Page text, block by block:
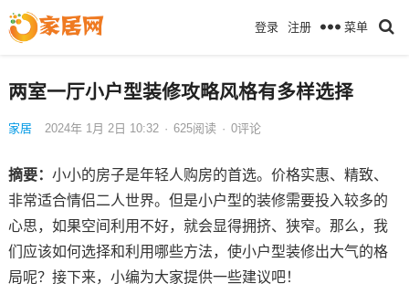
登录 注册 菜单
两室一厅小户型装修攻略风格有多样选择
家居 2024年 1月 2日 10:32 · 625阅读 · 0评论
摘要： 小小的房子是年轻人购房的首选。价格实惠、精致、
非常适合情侣二人世界。但是小户型的装修需要投入较多的
心思，如果空间利用不好，就会显得拥挤、狭窄。那么，我
们应该如何选择和利用哪些方法，使小户型装修出大气的格
局呢？接下来，小编为大家提供一些建议吧！